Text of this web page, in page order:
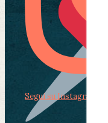
Segui su Instagram